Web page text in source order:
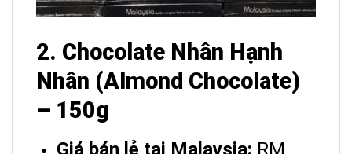
2. Chocolate Nhân Hạnh
Nhân (Almond Chocolate)
– 150g
Giá bán lẻ tại Malaysia: RM